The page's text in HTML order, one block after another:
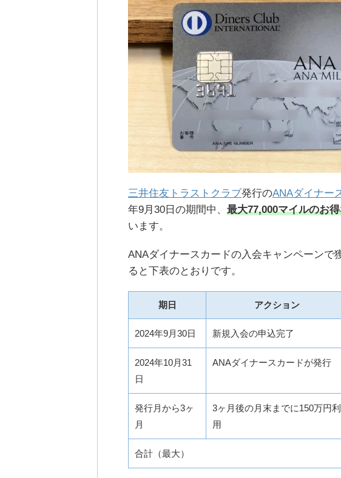
三井住友トラストクラブ発行のANAダイナー
年9月30日の期間中、 最大77,000マイルのお
います。
ANAダイナースカードの入会キャンペーンで
ると下表のとおりです。
期日 アクション
2024年9月30日 新規入会の申込完了
2024年10月31
日
ANAダイナースカードが発行
発行月から3ヶ
月
3ヶ月後の月末までに150万円利
用
合計（最大）